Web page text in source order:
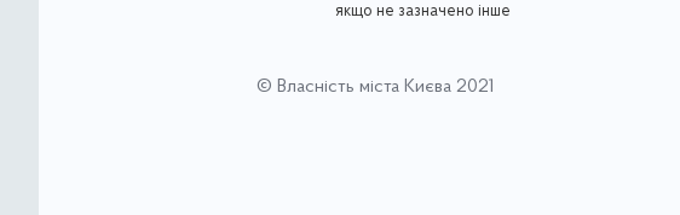
якщо не зазначено інше
© Власність міста Києва 2021